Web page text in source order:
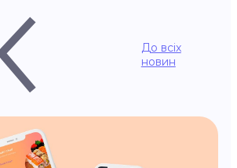
До всіх
новин